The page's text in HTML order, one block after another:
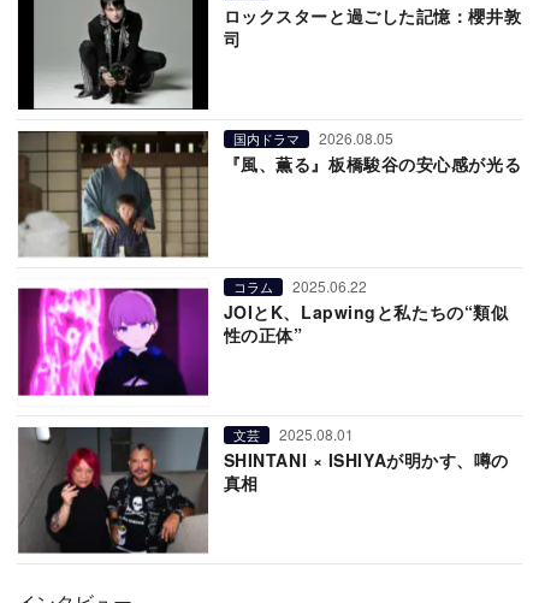
ロックスターと過ごした記憶：櫻井敦
司
国内ドラマ 2026.08.05
『風、薫る』板橋駿谷の安心感が光る
コラム 2025.06.22
JOIとK、Lapwingと私たちの“類似
性の正体”
文芸 2025.08.01
SHINTANI × ISHIYAが明かす、噂の
真相